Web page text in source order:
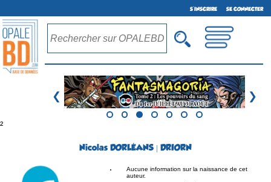
S'INSCRIRE SE CONNECTER
❮ ❯
²
Nicolas DORLÉANS | DRIORN
Aucune information sur la naissance de cet
auteur.